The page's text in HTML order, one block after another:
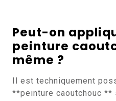
Peut-on
peinture
même ?
Il est techniquement
**peinture caoutchouc **